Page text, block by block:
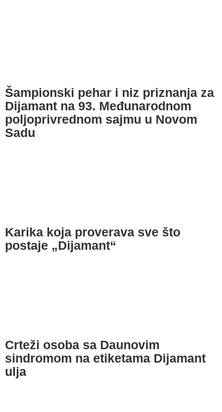
Šampionski pehar i niz priznanja za
Dijamant na 93. Međunarodnom
poljoprivrednom sajmu u Novom
Sadu
Karika koja proverava sve što
postaje „Dijamant“
Crteži osoba sa Daunovim
sindromom na etiketama Dijamant
ulja